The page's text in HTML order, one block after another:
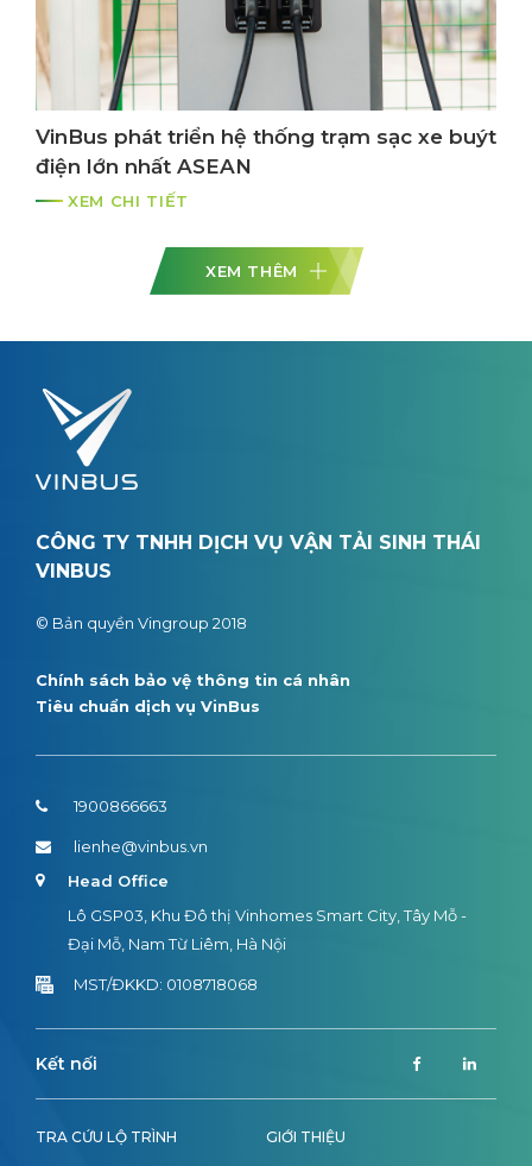
VinBus phát triển hệ thống trạm sạc xe buýt
điện lớn nhất ASEAN
XEM CHI TIẾT
XEM THÊM
CÔNG TY TNHH DỊCH VỤ VẬN TẢI SINH THÁI
VINBUS
© Bản quyền Vingroup 2018
Chính sách bảo vệ thông tin cá nhân
Tiêu chuẩn dịch vụ VinBus
TRA CỨU LỘ TRÌNH GIỚI THIỆU
1900866663
lienhe@vinbus.vn
Head Office
Lô GSP03, Khu Đô thị Vinhomes Smart City, Tây Mỗ -
Đại Mỗ, Nam Từ Liêm, Hà Nội
MST/ĐKKD: 0108718068
Kết nối